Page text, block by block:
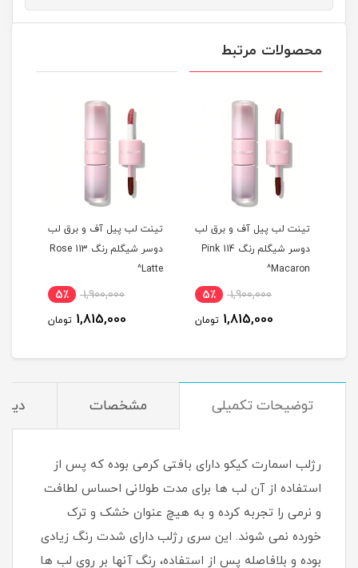
محصولات مرتبط
تینت لب پیل آف و برق لب
دوسر شیگلم رنگ 114 Pink
Macaron^
1,900,000 5٪
1,815,000 تومان
تینت لب پیل آف و برق لب
دوسر شیگلم رنگ 113 Rose
Latte^
1,900,000 5٪
1,815,000 تومان
توضیحات تکمیلی مشخصات
رژلب اسمارت کیکو دارای بافتی کرمی بوده که پس از
استفاده از آن لب ها برای مدت طولانی احساس لطافت
و نرمی را تجربه کرده و به هیچ عنوان خشک و ترک
خورده نمی شوند. این سری رژلب دارای شدت رنگ زیادی
بوده و بلافاصله پس از استفاده، رنگ آنها بر روی لب ها